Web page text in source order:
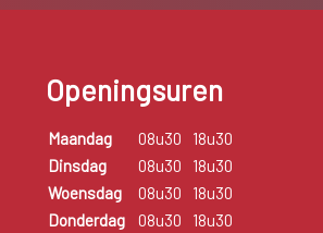
Openingsuren
Maandag 08u30
18u30
Dinsdag
08u30
18u30
Woensdag
08u30
18u30
Donderdag
08u30
18u30